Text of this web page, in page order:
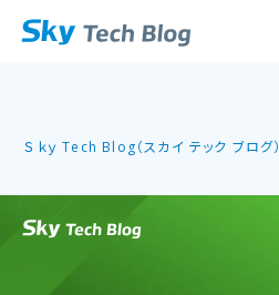
Ｓｋｙ Tech Blog（スカイ テック ブログ）